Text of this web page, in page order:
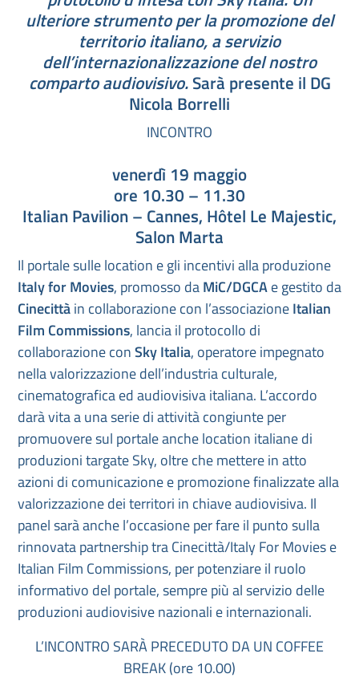
ulteriore strumento per la promozione del
territorio italiano, a servizio
dell’internazionalizzazione del nostro
comparto audiovisivo.Sarà presente il DG
Nicola Borrelli
INCONTRO
venerdì 19 maggio
ore 10.30 – 11.30
Italian Pavilion – Cannes, Hôtel Le Majestic,
Salon Marta
Il portale sulle location e gli incentivi alla produzione
Italy for Movies, promosso daMiC/DGCAe gestito da
Cinecittàin collaborazione con l’associazioneItalian
Film Commissions, lancia il protocollo di
collaborazione conSky Italia, operatore impegnato
nella valorizzazione dell’industria culturale,
cinematografica ed audiovisiva italiana. L’accordo
darà vita a una serie di attività congiunte per
promuovere sul portale anche location italiane di
produzioni targate Sky, oltre che mettere in atto
azioni di comunicazione e promozione finalizzate alla
valorizzazione dei territori in chiave audiovisiva. Il
panel sarà anche l’occasione per fare il punto sulla
rinnovata partnership tra Cinecittà/Italy For Movies e
Italian Film Commissions, per potenziare il ruolo
informativo del portale, sempre più al servizio delle
produzioni audiovisive nazionali e internazionali.
L’INCONTRO SARÀ PRECEDUTO DA UN COFFEE
BREAK (ore 10.00)